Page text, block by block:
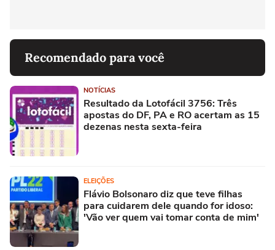
Recomendado para você
NOTÍCIAS
Resultado da Lotofácil 3756: Três
apostas do DF, PA e RO acertam as 15
dezenas nesta sexta-feira
ELEIÇÕES
Flávio Bolsonaro diz que teve filhas
para cuidarem dele quando for idoso:
'Vão ver quem vai tomar conta de mim'